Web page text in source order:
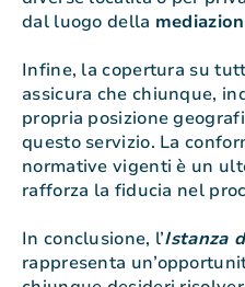
dal luogo della
Infine, la copertura su
assicura che chiunque,
propria posizione
questo servizio. La
normative vigenti è un
rafforza la fiducia nel
In conclusione, l’Istanza
rappresenta